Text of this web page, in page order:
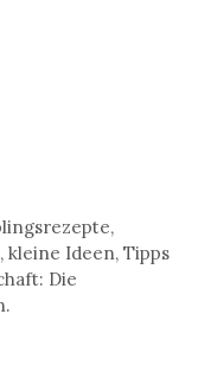
kleine Ideen, Tipps
Die